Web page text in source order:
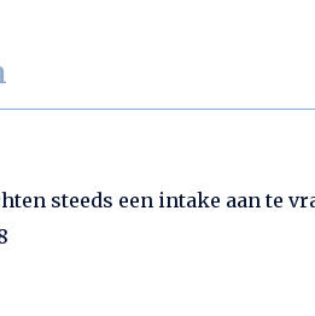
steeds een intake aan te